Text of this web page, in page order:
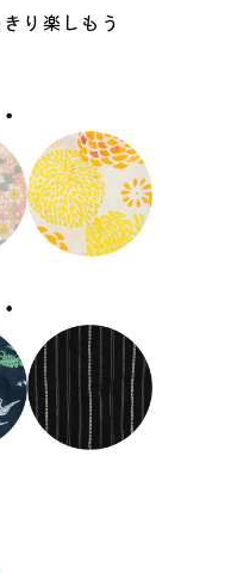
り楽しもう